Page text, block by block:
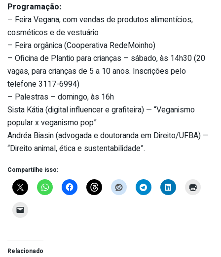
Programação:
– Feira Vegana, com vendas de produtos alimentícios,
cosméticos e de vestuário
– Feira orgânica (Cooperativa RedeMoinho)
– Oficina de Plantio para crianças – sábado, às 14h30 (20
vagas, para crianças de 5 a 10 anos. Inscrições pelo
telefone 3117-6994)
– Palestras – domingo, às 16h
Sista Kátia (digital influencer e grafiteira) — “Veganismo
popular x veganismo pop”
Andréa Biasin (advogada e doutoranda em Direito/UFBA) —
“Direito animal, ética e sustentabilidade”.
Compartilhe isso:
Relacionado